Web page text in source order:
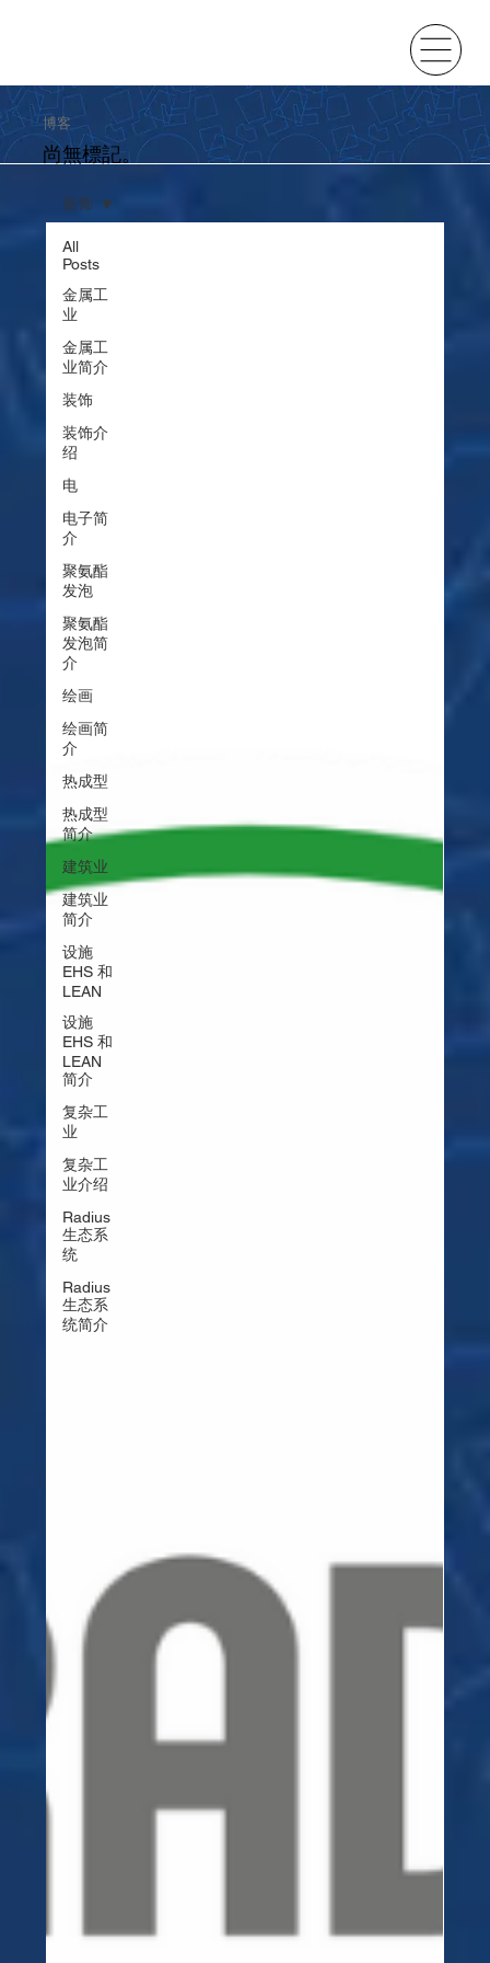
All
Posts
金属工
业
金属工
业简介
装饰
装饰介
绍
电
电子简
介
聚氨酯
发泡
聚氨酯
发泡简
介
绘画
绘画简
介
热成型
热成型
简介
建筑业
建筑业
简介
设施
EHS 和
LEAN
设施
EHS 和
LEAN
简介
复杂工
业
复杂工
业介绍
Radius
生态系
统
Radius
生态系
统简介
装饰
博客
尚無標記。